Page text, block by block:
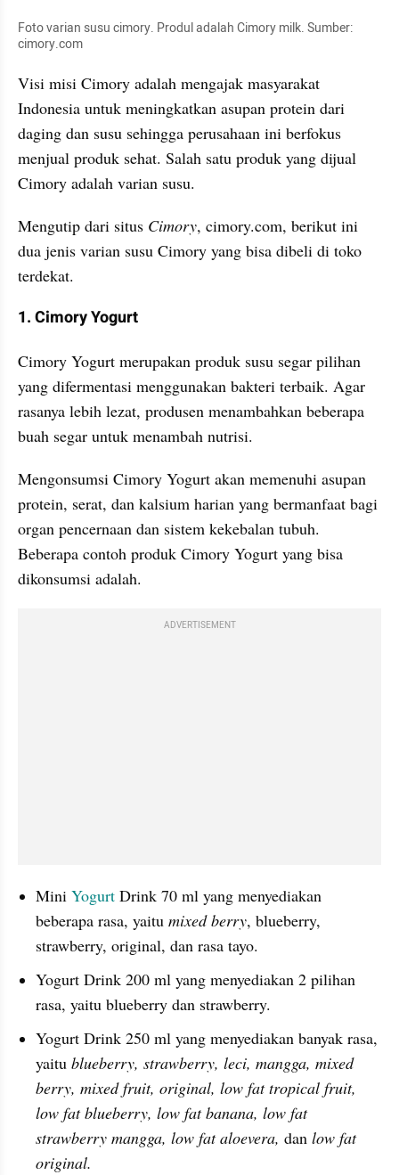
Foto varian susu cimory. Produl adalah Cimory milk. Sumber:
cimory.com
Visi misi Cimory adalah mengajak masyarakat
Indonesia untuk meningkatkan asupan protein dari
daging dan susu sehingga perusahaan ini berfokus
menjual produk sehat. Salah satu produk yang dijual
Cimory adalah varian susu.
Mengutip dari situs Cimory, cimory.com, berikut ini
dua jenis varian susu Cimory yang bisa dibeli di toko
terdekat.
1. Cimory Yogurt
Cimory Yogurt merupakan produk susu segar pilihan
yang difermentasi menggunakan bakteri terbaik. Agar
rasanya lebih lezat, produsen menambahkan beberapa
buah segar untuk menambah nutrisi.
Mengonsumsi Cimory Yogurt akan memenuhi asupan
protein, serat, dan kalsium harian yang bermanfaat bagi
organ pencernaan dan sistem kekebalan tubuh.
Beberapa contoh produk Cimory Yogurt yang bisa
dikonsumsi adalah.
ADVERTISEMENT
Mini Yogurt Drink 70 ml yang menyediakan
beberapa rasa, yaitu mixed berry, blueberry,
strawberry, original, dan rasa tayo.
Yogurt Drink 200 ml yang menyediakan 2 pilihan
rasa, yaitu blueberry dan strawberry.
Yogurt Drink 250 ml yang menyediakan banyak rasa,
yaitu blueberry, strawberry, leci, mangga, mixed
berry, mixed fruit, original, low fat tropical fruit,
low fat blueberry, low fat banana, low fat
strawberry mangga, low fat aloevera, dan low fat
original.